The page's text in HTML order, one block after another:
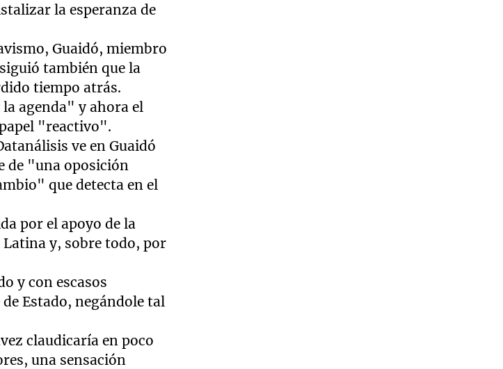
la esperanza de
Guaidó, miembro
también que la
tiempo atrás.
agenda" y ahora el
"reactivo".
ve en Guaidó
de "una oposición
que detecta en el
por el apoyo de la
Latina y, sobre todo, por
y con escasos
Estado, negándole tal
claudicaría en poco
una sensación